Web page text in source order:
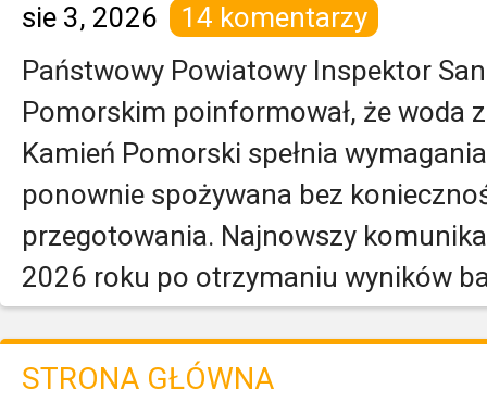
sie 3, 2026
14 komentarzy
Państwowy Powiatowy Inspektor
Pomorskim poinformował, że woda
Kamień Pomorski spełnia
ponownie spożywana bez
przegotowania. Najnowszy
2026 roku po otrzymaniu wyników
STRONA GŁÓWNA